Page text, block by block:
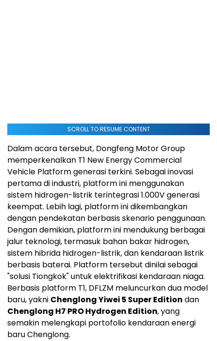
SCROLL TO RESUME CONTENT
Dalam acara tersebut, Dongfeng Motor Group
memperkenalkan T1 New Energy Commercial
Vehicle Platform generasi terkini. Sebagai inovasi
pertama di industri, platform ini menggunakan
sistem hidrogen-listrik terintegrasi 1.000V generasi
keempat. Lebih lagi, platform ini dikembangkan
dengan pendekatan berbasis skenario penggunaan.
Dengan demikian, platform ini mendukung berbagai
jalur teknologi, termasuk bahan bakar hidrogen,
sistem hibrida hidrogen-listrik, dan kendaraan listrik
berbasis baterai. Platform tersebut dinilai sebagai
"solusi Tiongkok" untuk elektrifikasi kendaraan niaga.
Berbasis platform T1, DFLZM meluncurkan dua model
baru, yakni Chenglong Yiwei 5 Super Edition dan
Chenglong H7 PRO Hydrogen Edition, yang
semakin melengkapi portofolio kendaraan energi
baru Chenglong.